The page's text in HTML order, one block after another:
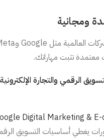
ومجانية
معتمدة تثبت مهاراتك.
Digital Marketing &